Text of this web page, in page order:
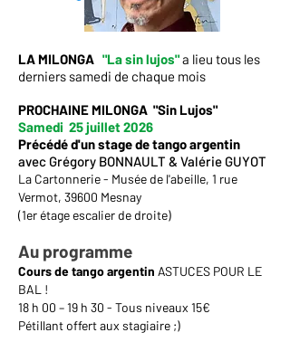
LA MILONGA ​ "La sin lujos"a lieu tous les
derniers samedi de chaque mois
PROCHAINE MILONGA "Sin Lujos"
Samedi 25 juillet 2026
Précédé d'un stage de tango argentin
avec Grégory BONNAULT & Valérie GUYOT
La Cartonnerie - Musée de l'abeille, 1 rue
Vermot, 39600 Mesnay
(1er étage escalier de droite)
Au programme
Cours de tango argentin ASTUCES POUR LE
BAL !
18 h 00 – 19 h 30 - Tous niveaux 15€
Pétillant offert aux stagiaire ;)